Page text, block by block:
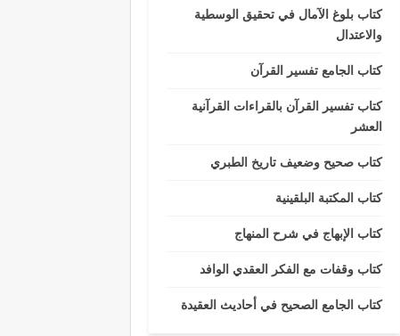
كتاب بلوغ الآمال في تحقيق الوسطية
والاعتدال
كتاب الجامع تفسير القرآن
كتاب تفسير القرآن بالقراءات القرآنية
العشر
كتاب صحيح وضعيف تاريخ الطبري
كتاب المكتبة البلقينية
كتاب الإبهاج في شرح المنهاج
كتاب وقفات مع الفكر العقدي الوافد
كتاب الجامع الصحيح في أحاديث العقيدة